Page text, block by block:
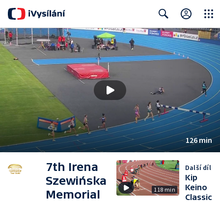
Search Close
126 min
7th Irena
Szewińska
Memorial
118 min
Další díl
Kip
Keino
Classic